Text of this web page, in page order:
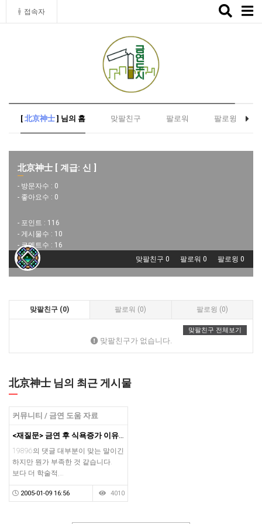
접속자
Toggle
[ 北京神士 ] 님의 홈 맞팔친구 팔로워 팔로윙
北京神士 [ 계급: 신 ]
- 방문자수 : 0
- 좋아요수 : 0
- 포인트 : 116
- 게시물수 : 10
- 코멘트수 : 16
맞팔친구 0
팔로워 0 팔로윙 0
맞팔친구 (0) 팔로워 (0) 팔로윙 (0)
맞팔친구 전체보기
맞팔친구가 없습니다.
北京神士 님의 최근 게시물
커뮤니티 / 금연 도움 자료
<재질문> 금연 후 식욕증가 이유는....
19896의 댓글 대부분이 맞는 말이긴
하지만 뭔가 부족한 것 같습니다.
보다 더 학술적,…
2005-01-09 16:56 4010